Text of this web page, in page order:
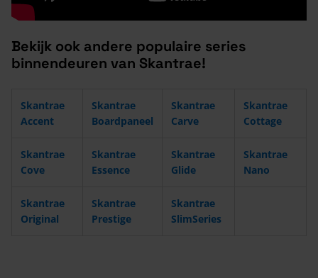
Bekijk ook andere populaire series
binnendeuren van Skantrae!
Skantrae
Accent
Skantrae
Boardpaneel
Skantrae
Carve
Skantrae
Cottage
Skantrae
Cove
Skantrae
Essence
Skantrae
Glide
Skantrae
Nano
Skantrae
Original
Skantrae
Prestige
Skantrae
SlimSeries